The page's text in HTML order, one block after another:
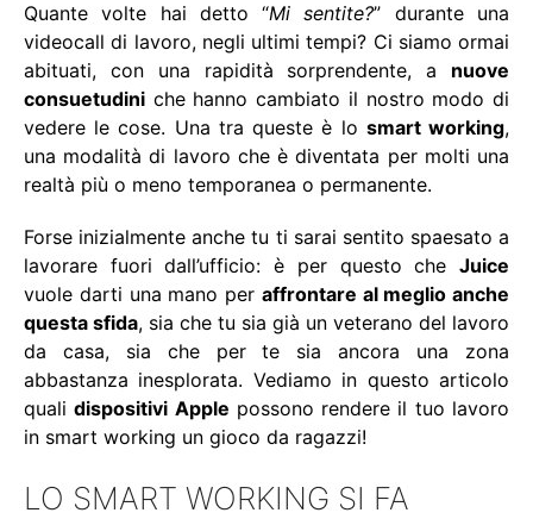
Quante volte hai detto “Mi sentite?” durante una
videocall di lavoro, negli ultimi tempi? Ci siamo ormai
abituati, con una rapidità sorprendente, a nuove
consuetudini che hanno cambiato il nostro modo di
vedere le cose. Una tra queste è lo smart working,
una modalità di lavoro che è diventata per molti una
realtà più o meno temporanea o permanente.
Forse inizialmente anche tu ti sarai sentito spaesato a
lavorare fuori dall’ufficio: è per questo che Juice
vuole darti una mano per affrontare al meglio anche
questa sfida, sia che tu sia già un veterano del lavoro
da casa, sia che per te sia ancora una zona
abbastanza inesplorata. Vediamo in questo articolo
qualidispositivi Apple possono rendere il tuo lavoro
in smart working un gioco da ragazzi!
LO SMART WORKING SI FA